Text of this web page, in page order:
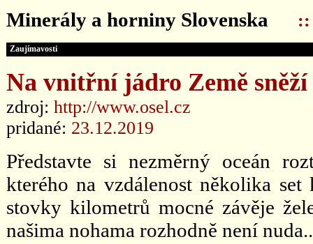
Minerály a horniny Slovenska ::
Zaujímavosti
Na vnitřní jádro Země sněží
zdroj: http://www.osel.cz
pridané: 23.12.2019
Představte si nezměrný oceán
kterého na vzdálenost několika
stovky kilometrů mocné závěje
našima nohama rozhodně není